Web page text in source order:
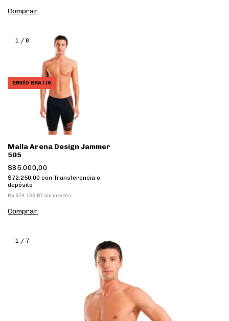
Comprar
1 / 6
ENVÍO GRATIS
Malla Arena Design Jammer
505
$85.000,00
$72.250,00 con Transferencia o
depósito
6x $14.166,67 sin interés
Comprar
1 / 7